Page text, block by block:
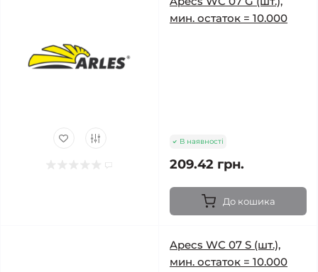
мин. остаток = 10.000
В наявності
209.42 грн.
До кошика
Apecs WC 07 S (шт.),
мин. остаток = 10.000